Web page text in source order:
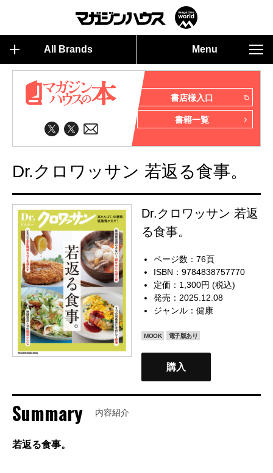
All Brands Menu
書店様入口
書籍一覧
Dr.クロワッサン 若返る食事。
Dr.クロワッサン 若返
る食事。
ページ数：76頁
ISBN：9784838757770
定価：1,300円 (税込)
発売：2025.12.08
ジャンル：健康
MOOK 電子版あり
購入
Summary 内容紹介
若返る食事。